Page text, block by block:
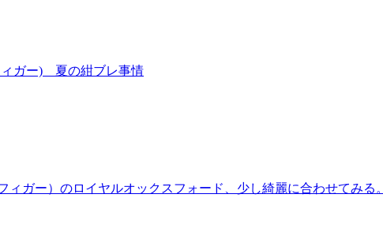
ィガー) 夏の紺ブレ事情
ィガー）のロイヤルオックスフォード、少し綺麗に合わせてみる。